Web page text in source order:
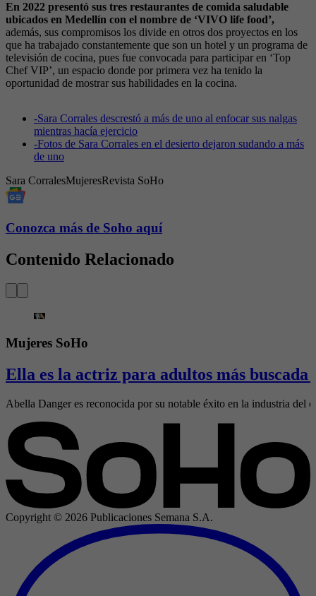
En 2022 presentó sus tres restaurantes de comida saludable
ubicados en Medellín con el nombre de ‘VIVO life food’,
además, sus compromisos los divide en otros dos proyectos en los
que ha trabajado constantemente que son un hotel y un programa de
televisión de cocina, pues fue convocada para participar en ‘Top
Chef VIP’, un espacio donde por primera vez ha tenido la
oportunidad de mostrar sus habilidades en la cocina.
-Sara Corrales descrestó a más de uno al enfocar sus nalgas
mientras hacía ejercicio
-Fotos de Sara Corrales en el desierto dejaron sudando a más
de uno
Sara CorralesMujeresRevista SoHo
Conozca más de Soho aquí
Contenido Relacionado
Mujeres SoHo
Ella es la actriz para adultos más
Abella Danger es reconocida por su notable éxito en la industria del
Copyright © 2026 Publicaciones Semana S.A.